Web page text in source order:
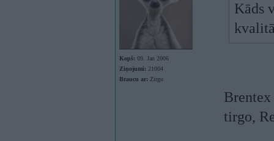
Kopš: 09. Jan 2006
Ziņojumi: 21004
Braucu ar: Zirgu
Kāds
tirgo,